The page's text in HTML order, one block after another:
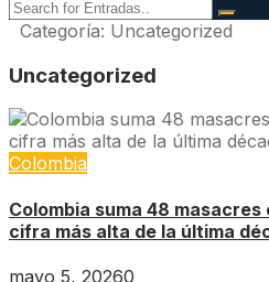
Categoría: Uncategorized
Uncategorized
Colombia
Colombia suma 48
cifra más alta de la última
mayo 5, 20260